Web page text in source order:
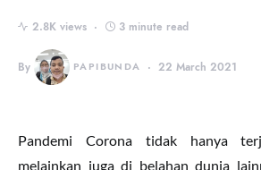
2.8K views 3 minute read
By PAPIBUNDA 22 March 2021
Pandemi Corona tidak hanya
melainkan juga di belahan dunia